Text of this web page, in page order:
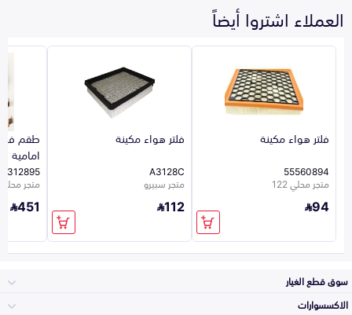
العملاء اشتروا أيضاً
فلتر هواء مكينة
55560894
متجر محلي 122
94
فلتر هواء مكينة
A3128C
متجر سبيرو
112
طقم
امامية
متجر محلي
451
سوق قطع الغيار
الاكسسوارات